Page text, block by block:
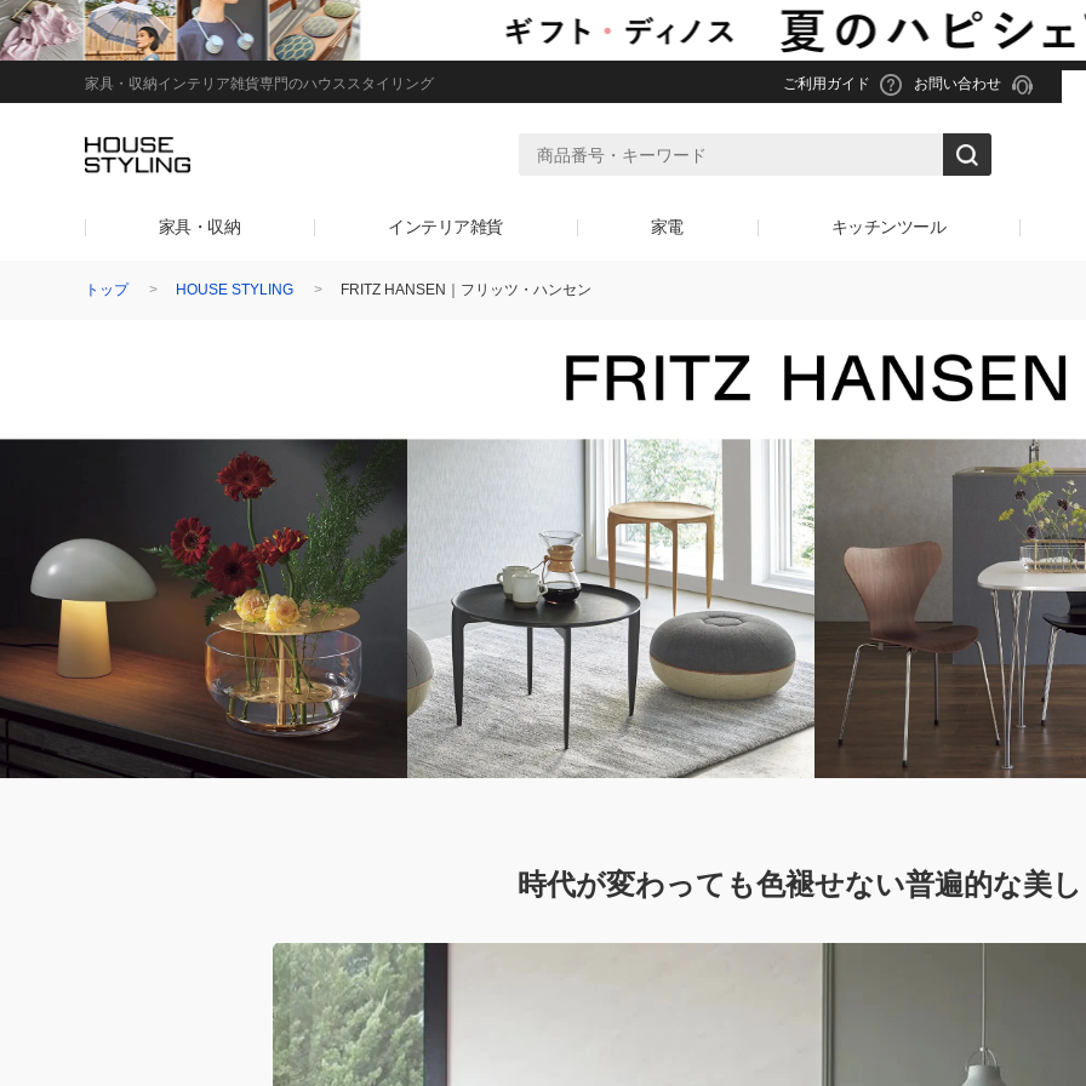
家具・収納インテリア雑貨専門のハウススタイリング ご利用ガイド お問い合わせ
家具・収納 インテリア雑貨 家電 キッチンツール
トップ HOUSE STYLING FRITZ HANSEN｜フリッツ・ハンセン
時代が変わっても色褪せない普遍的な美